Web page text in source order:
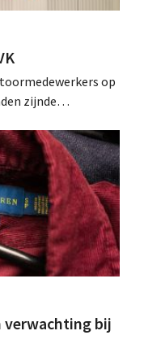
op
zijnde
Nederland, België
verloren gingen.
verwachting bij